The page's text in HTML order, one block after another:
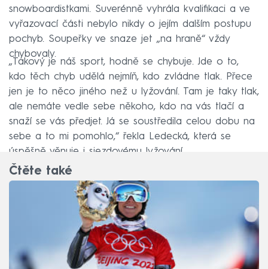
snowboardistkami. Suverénně vyhrála kvalifikaci a ve
vyřazovací části nebylo nikdy o jejím dalším postupu
pochyb. Soupeřky ve snaze jet „na hraně“ vždy
chybovaly.
„Takový je náš sport, hodně se chybuje. Jde o to,
kdo těch chyb udělá nejmíň, kdo zvládne tlak. Přece
jen je to něco jiného než u lyžování. Tam je taky tlak,
ale nemáte vedle sebe někoho, kdo na vás tlačí a
snaží se vás předjet. Já se soustředila celou dobu na
sebe a to mi pomohlo,“ řekla Ledecká, která se
úspěšně věnuje i sjezdovému lyžování.
Čtěte také